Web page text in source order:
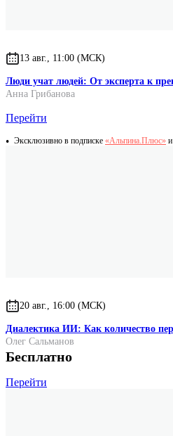
13 авг., 11:00 (МСК)
Люди учат людей: От эксперта к
Анна Грибанова
Перейти
Эксклюзивно в подписке «Альпина.Плюс»
20 авг., 16:00 (МСК)
Диалектика ИИ: Как количество
Олег Сальманов
Бесплатно
Перейти